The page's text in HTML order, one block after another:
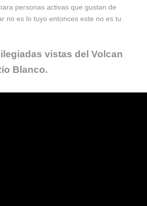
personas activas que gustan de
no es lo tuyo entonces este no es tu
vistas del Volcan
Blanco.